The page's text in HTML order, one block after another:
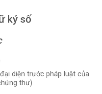
ký số
diện trước pháp luật của
thư)